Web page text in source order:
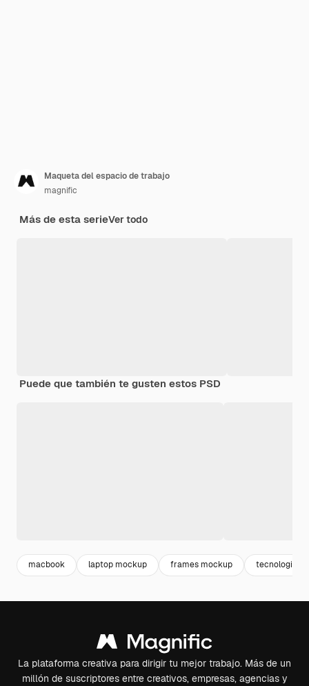
Maqueta del espacio de trabajo
magnific
Más de esta serieVer todo
Puede que también te gusten estos PSD
macbook laptop mockup frames mockup tecnologia
La plataforma creativa para dirigir tu mejor trabajo. Más de un
millón de suscriptores entre creativos, empresas, agencias y